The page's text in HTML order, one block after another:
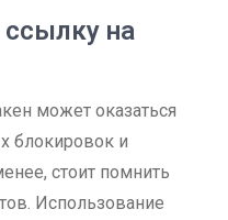
на
может оказаться
блокировок и
стоит помнить
Использование